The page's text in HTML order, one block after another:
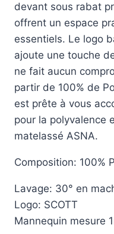
devant sous rabat
offrent un espace
essentiels. Le logo
ajoute une touche
ne fait aucun
partir de 100% de
est prête à vous
pour la polyvalence
matelassé ASNA.
Composition: 100%
Lavage: 30° en
Logo: SCOTT
Mannequin mesure